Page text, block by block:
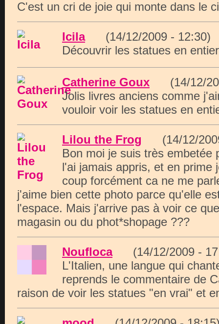
C'est un cri de joie qui monte dans le
Icila(14/12/2009 -
Découvrir les statues en
Catherine Goux (14/12/
Jolis livres anciens comme
vouloir voir les statues en
Lilou the Frog (14/12/
Bon moi je suis très embetée
l'ai jamais appris, et en prime
coup forcément ca ne me
j'aime bien cette photo parce qu'elle
l'espace. Mais j'arrive pas à voir ce
magasin ou du phot*shopage ???
Noufloca(14/12/2009 -
L'Italien, une langue qui
reprends le commentaire de
raison de voir les statues "en vrai" et